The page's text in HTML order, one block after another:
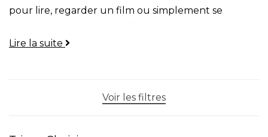
pour lire, regarder un film ou simplement se
Chez KARE, nos fauteuils allient esthétisme et
scandinave, vintage, moderne, baroque, cuir ou
Lire la suite
Voir les filtres